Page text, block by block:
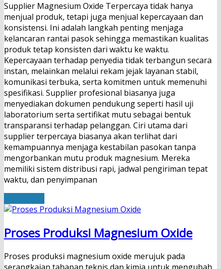
Supplier Magnesium Oxide Terpercaya tidak hanya
menjual produk, tetapi juga menjual kepercayaan dan
konsistensi. Ini adalah langkah penting menjaga
kelancaran rantai pasok sehingga memastikan kualitas
produk tetap konsisten dari waktu ke waktu.
Kepercayaan terhadap penyedia tidak terbangun secara
instan, melainkan melalui rekam jejak layanan stabil,
komunikasi terbuka, serta komitmen untuk memenuhi
spesifikasi. Supplier profesional biasanya juga
menyediakan dokumen pendukung seperti hasil uji
laboratorium serta sertifikat mutu sebagai bentuk
transparansi terhadap pelanggan. Ciri utama dari
supplier terpercaya biasanya akan terlihat dari
kemampuannya menjaga kestabilan pasokan tanpa
mengorbankan mutu produk magnesium. Mereka
memiliki sistem distribusi rapi, jadwal pengiriman tepat
waktu, dan penyimpanan
Proses Produksi Magnesium Oxide
Proses produksi magnesium oxide merujuk pada